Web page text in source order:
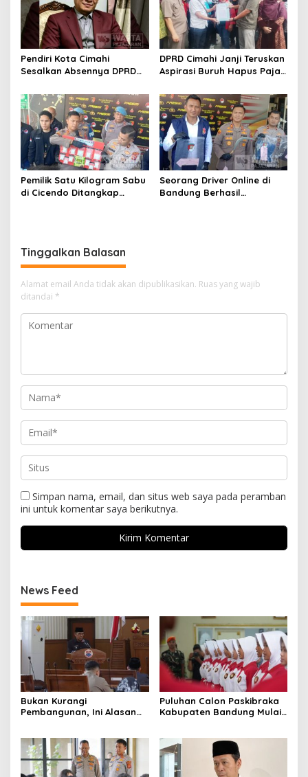
Pendiri Kota Cimahi
Sesalkan Absennya DPRD
Rebranding RSUD Cibabat
DPRD Cimahi Janji Teruskan
Aspirasi Buruh Hapus Pajak
dan DPR
Pemilik Satu Kilogram Sabu
di Cicendo Ditangkap
Seorang Driver Online di
Bandung Berhasil
Tinggalkan Balasan
Alamat email Anda tidak akan dipublikasikan. Ruas yang wajib
ditandai *
Simpan nama, email, dan situs web saya pada peramban
ini untuk komentar saya berikutnya.
News Feed
Bukan Kurangi
Pembangunan, Ini Alasan
Daerah
Puluhan Calon Paskibraka
Kabupaten Bandung Mulai